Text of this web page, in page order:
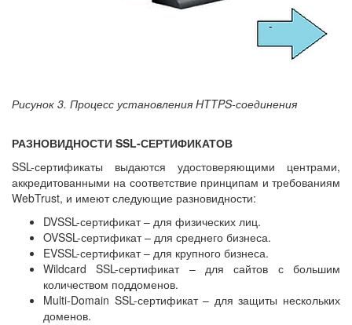
Рисунок 3. Процесс установления HTTPS-соединения
РАЗНОВИДНОСТИ SSL-СЕРТИФИКАТОВ
SSL-сертификаты выдаются удостоверяющими центрами,
аккредитованными на соответствие принципам и требованиям
WebTrust, и имеют следующие разновидности:
DVSSL-сертификат – для физических лиц.
OVSSL-сертификат – для среднего бизнеса.
EVSSL-сертификат – для крупного бизнеса.
Wildcard SSL-сертификат – для сайтов с большим
количеством поддоменов.
Multi-Domain SSL-сертификат – для защиты нескольких
доменов.